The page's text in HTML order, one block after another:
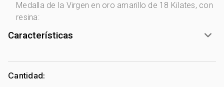
Medalla de la Virgen en oro amarillo de 18 Kilates, con
resina:
Características
Género: Mujer
Tono Metal:
Metal: Oro 18 Kilates
Cantidad: